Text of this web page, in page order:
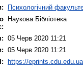
Психологічний
Наукова Бібліотека
05 Черв 2020 11:21
05 Черв 2020 11:21
https://